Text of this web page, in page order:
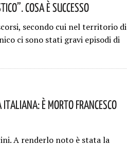
Cosa È Successo
secondo cui nel territorio di
ci sono stati gravi episodi di
Italiana: È Morto Francesco
A renderlo noto è stata la